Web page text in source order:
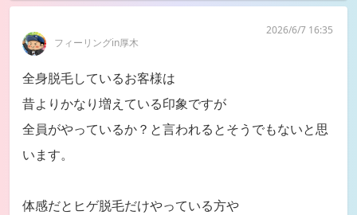
フィーリングin厚木
2026/6/7 16:35
全身脱毛しているお客様は
昔よりかなり増えている印象ですが
全員がやっているか？と言われるとそうでもないと思
います。
体感だとヒゲ脱毛だけやっている方や